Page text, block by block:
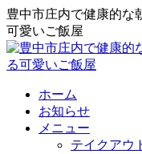
豊中市庄内で健康的な
可愛いご飯屋
ホーム
お知らせ
メニュー
テイクアウ